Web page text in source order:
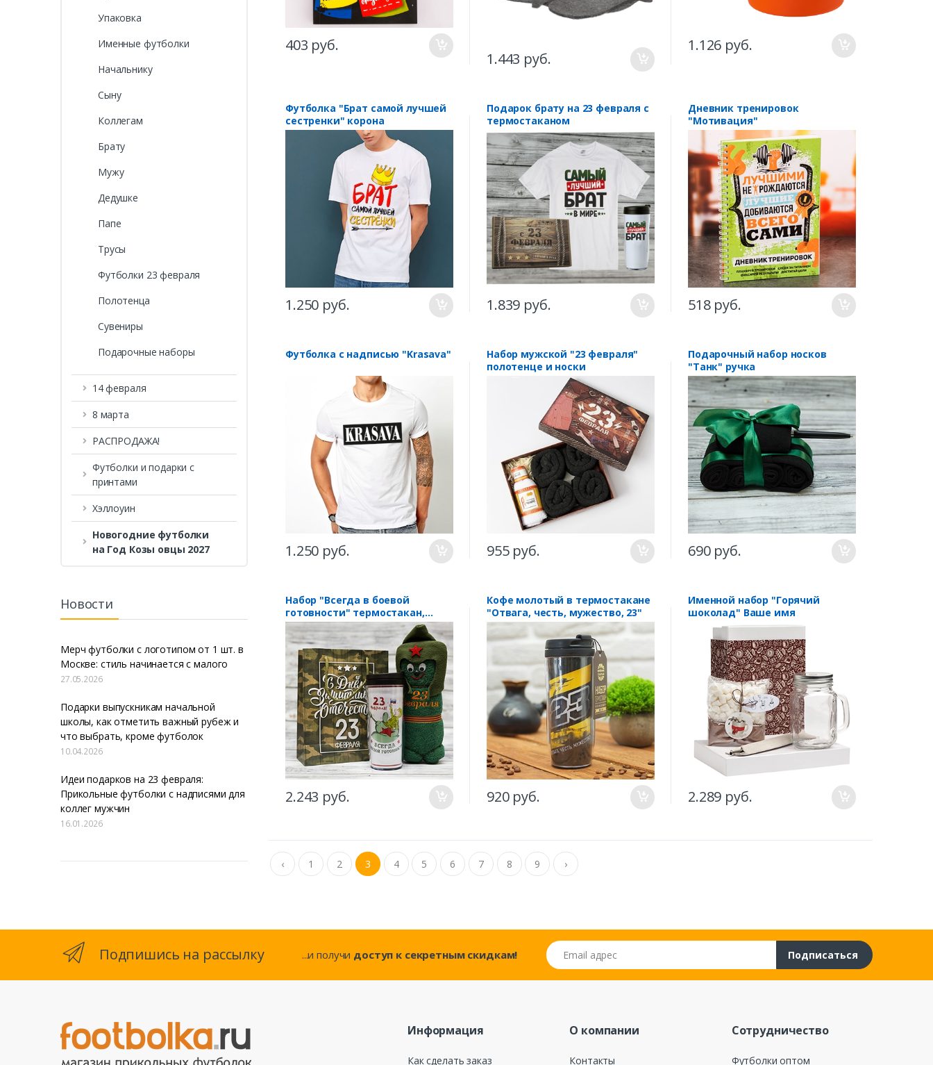
Упаковка
Именные футболки
Начальнику
Сыну
Коллегам
Брату
Мужу
Дедушке
Папе
Трусы
Футболки 23 февраля
Полотенца
Сувениры
Подарочные наборы
14 февраля
8 марта
РАСПРОДАЖА!
Футболки и подарки с
принтами
Хэллоуин
Новогодние футболки
на Год Козы овцы 2027
Новости
Мерч футболки с логотипом от 1 шт. в
Москве: стиль начинается с малого
27.05.2026
Подарки выпускникам начальной
школы, как отметить важный рубеж и
что выбрать, кроме футболок
10.04.2026
Идеи подарков на 23 февраля:
Прикольные футболки с надписями для
коллег мужчин
16.01.2026
403 руб.
1.443 руб.
1.126 руб.
Футболка "Брат самой лучшей
сестренки" корона
1.250 руб.
Подарок брату на 23 февраля с
термостаканом
1.839 руб.
Дневник тренировок
"Мотивация"
518 руб.
Футболка с надписью "Krasava"
1.250 руб.
Набор мужской "23 февраля"
полотенце и носки
955 руб.
Подарочный набор носков
"Танк" ручка
690 руб.
Набор "Всегда в боевой
готовности" термостакан,
солдатик
2.243 руб.
Кофе молотый в термостакане
"Отвага, честь, мужество, 23"
920 руб.
Именной набор "Горячий
шоколад" Ваше имя
2.289 руб.
‹ 1 2 3 4 5 6 7 8 9 ›
Подпишись на рассылку ...и получи доступ к секретным скидкам!
Email адрес
Подписаться
Информация
Как сделать заказ
О компании
Контакты
Сотрудничество
Футболки оптом